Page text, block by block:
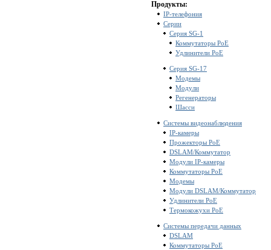
Продукты:
IP-телефония
Серии
Серия SG-1
Коммутаторы PoE
Удлинители PoE
Серия SG-17
Модемы
Модули
Регенераторы
Шасси
Системы видеонаблюдения
IP-камеры
Прожекторы PoE
DSLAM/Коммутатор
Модули IP-камеры
Коммутаторы PoE
Модемы
Модули DSLAM/Коммутатор
Удлинители PoE
Термокожухи PoE
Системы передачи данных
DSLAM
Коммутаторы PoE